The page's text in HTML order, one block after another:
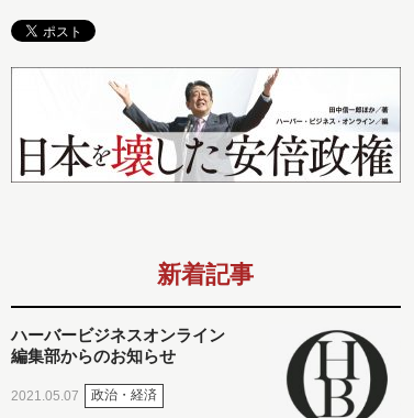
新着記事
ハーバービジネスオンライン
編集部からのお知らせ
2021.05.07 政治・経済